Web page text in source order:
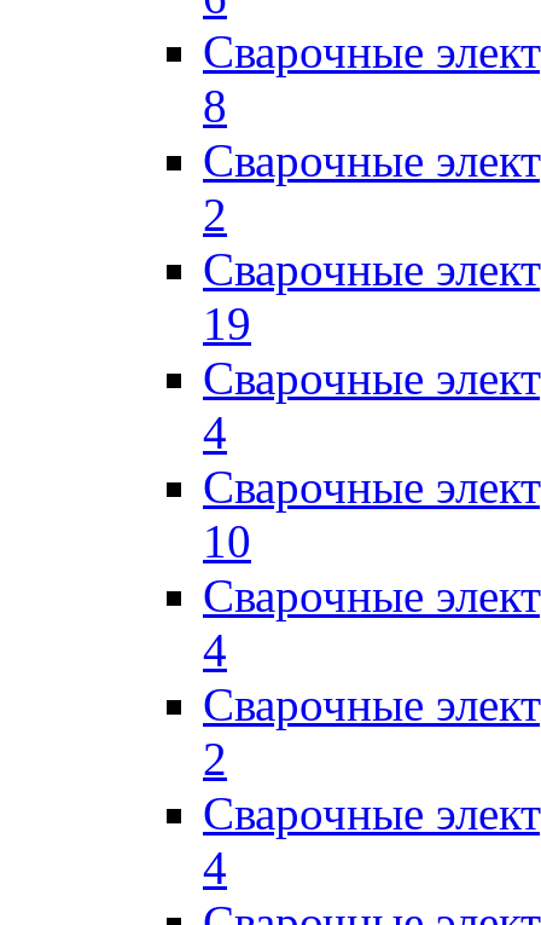
Сварочные
8
Сварочные
2
Сварочные
19
Сварочные
4
Сварочные
10
Сварочные
4
Сварочные
2
Сварочные
4